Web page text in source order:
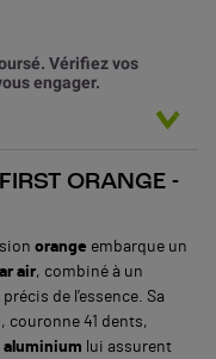
Vérifiez vos
engager.
ORANGE -
orange embarque un
air, combiné à un
de l’essence. Sa
couronne 41 dents,
lui assurent